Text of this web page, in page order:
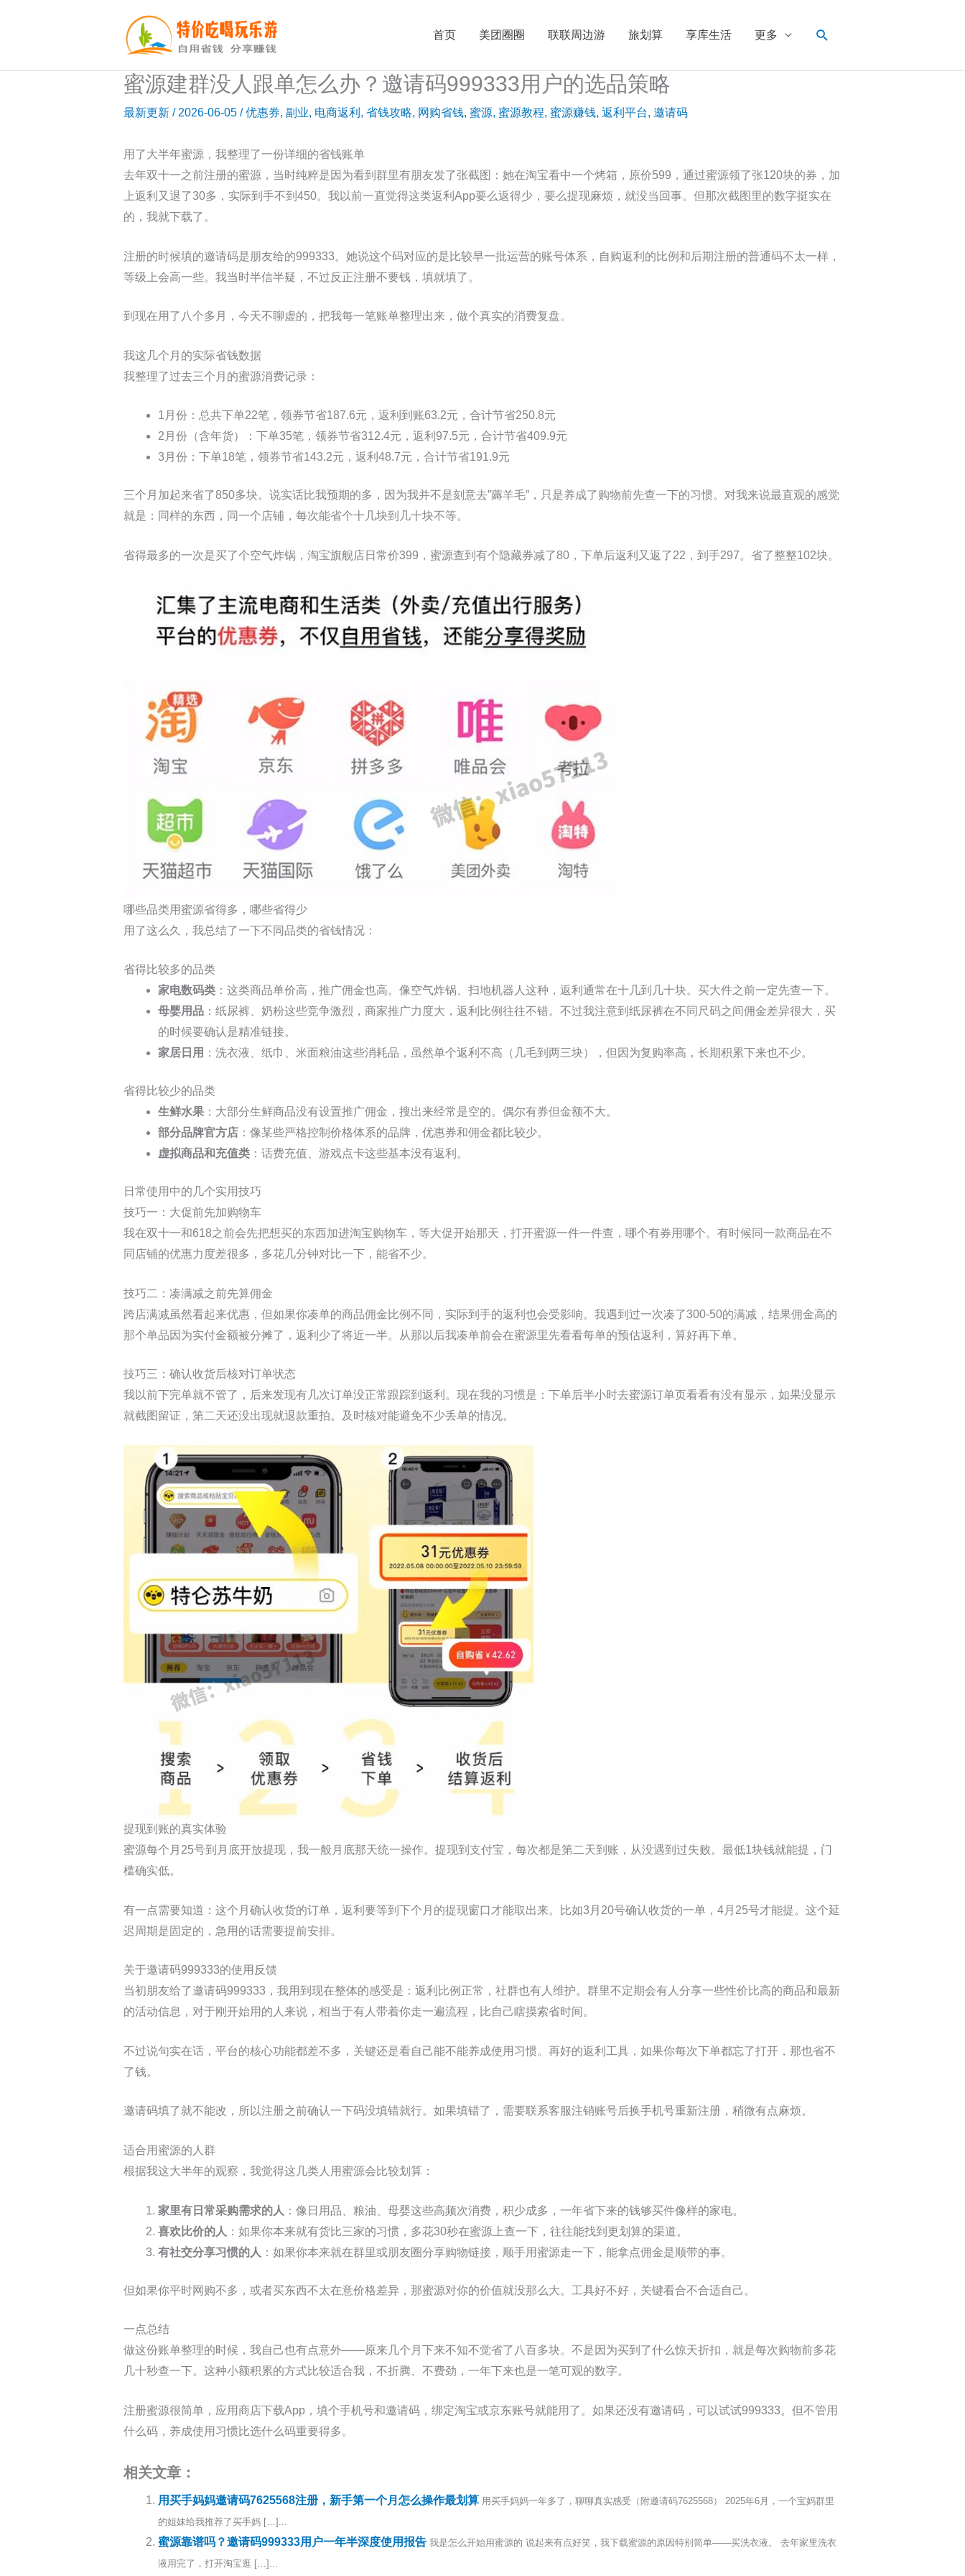
容
首页 美团圈圈 联联周边游 旅划算 享库生活 更多
搜
蜜源建群没人跟单怎么办？邀请码999333用户的选品策略
最新更新 / 2026-06-05 /优惠券, 副业, 电商返利 , 省钱攻略, 网购省钱, 蜜源, 蜜源教程, 蜜源赚钱, 返利平台, 邀请码
用了大半年蜜源，我整理了一份详细的省钱账单
去年双十一之前注册的蜜源，当时纯粹是因为看到群里有朋友发了张截图：她在淘宝看中一个烤箱，原价599，通过蜜源领了张120块的券，加
上返利又退了30多，实际到手不到450。我以前一直觉得这类返利App要么返得少，要么提现麻烦，就没当回事。但那次截图里的数字挺实在
的，我就下载了。
注册的时候填的邀请码是朋友给的999333。她说这个码对应的是比较早一批运营的账号体系，自购返利的比例和后期注册的普通码不太一样，
等级上会高一些。我当时半信半疑，不过反正注册不要钱，填就填了。
到现在用了八个多月，今天不聊虚的，把我每一笔账单整理出来，做个真实的消费复盘。
我这几个月的实际省钱数据
我整理了过去三个月的蜜源消费记录：
1月份：总共下单22笔，领券节省187.6元，返利到账63.2元，合计节省250.8元
2月份（含年货）：下单35笔，领券节省312.4元，返利97.5元，合计节省409.9元
3月份：下单18笔，领券节省143.2元，返利48.7元，合计节省191.9元
三个月加起来省了850多块。说实话比我预期的多，因为我并不是刻意去”薅羊毛”，只是养成了购物前先查一下的习惯。对我来说最直观的感觉
就是：同样的东西，同一个店铺，每次能省个十几块到几十块不等。
省得最多的一次是买了个空气炸锅，淘宝旗舰店日常价399，蜜源查到有个隐藏券减了80，下单后返利又返了22，到手297。省了整整102块。
哪些品类用蜜源省得多，哪些省得少
用了这么久，我总结了一下不同品类的省钱情况：
省得比较多的品类
家电数码类 ：这类商品单价高，推广佣金也高。像空气炸锅、扫地机器人这种，返利通常在十几到几十块。买大件之前一定先查一下。
母婴用品 ：纸尿裤、奶粉这些竞争激烈，商家推广力度大，返利比例往往不错。不过我注意到纸尿裤在不同尺码之间佣金差异很大，买
的时候要确认是精准链接。
家居日用 ：洗衣液、纸巾、米面粮油这些消耗品，虽然单个返利不高（几毛到两三块），但因为复购率高，长期积累下来也不少。
省得比较少的品类
生鲜水果 ：大部分生鲜商品没有设置推广佣金，搜出来经常是空的。偶尔有券但金额不大。
部分品牌官方店 ：像某些严格控制价格体系的品牌，优惠券和佣金都比较少。
虚拟商品和充值类 ：话费充值、游戏点卡这些基本没有返利。
日常使用中的几个实用技巧
技巧一：大促前先加购物车
我在双十一和618之前会先把想买的东西加进淘宝购物车，等大促开始那天，打开蜜源一件一件查，哪个有券用哪个。有时候同一款商品在不
同店铺的优惠力度差很多，多花几分钟对比一下，能省不少。
技巧二：凑满减之前先算佣金
跨店满减虽然看起来优惠，但如果你凑单的商品佣金比例不同，实际到手的返利也会受影响。我遇到过一次凑了300-50的满减，结果佣金高的
那个单品因为实付金额被分摊了，返利少了将近一半。从那以后我凑单前会在蜜源里先看看每单的预估返利，算好再下单。
技巧三：确认收货后核对订单状态
我以前下完单就不管了，后来发现有几次订单没正常跟踪到返利。现在我的习惯是：下单后半小时去蜜源订单页看看有没有显示，如果没显示
就截图留证，第二天还没出现就退款重拍。及时核对能避免不少丢单的情况。
提现到账的真实体验
蜜源每个月25号到月底开放提现，我一般月底那天统一操作。提现到支付宝，每次都是第二天到账，从没遇到过失败。最低1块钱就能提，门
槛确实低。
有一点需要知道：这个月确认收货的订单，返利要等到下个月的提现窗口才能取出来。比如3月20号确认收货的一单，4月25号才能提。这个延
迟周期是固定的，急用的话需要提前安排。
关于邀请码999333的使用反馈
当初朋友给了邀请码999333，我用到现在整体的感受是：返利比例正常，社群也有人维护。群里不定期会有人分享一些性价比高的商品和最新
的活动信息，对于刚开始用的人来说，相当于有人带着你走一遍流程，比自己瞎摸索省时间。
不过说句实在话，平台的核心功能都差不多，关键还是看自己能不能养成使用习惯。再好的返利工具，如果你每次下单都忘了打开，那也省不
了钱。
邀请码填了就不能改，所以注册之前确认一下码没填错就行。如果填错了，需要联系客服注销账号后换手机号重新注册，稍微有点麻烦。
适合用蜜源的人群
根据我这大半年的观察，我觉得这几类人用蜜源会比较划算：
家里有日常采购需求的人 ：像日用品、粮油、母婴这些高频次消费，积少成多，一年省下来的钱够买件像样的家电。
喜欢比价的人 ：如果你本来就有货比三家的习惯，多花30秒在蜜源上查一下，往往能找到更划算的渠道。
有社交分享习惯的人 ：如果你本来就在群里或朋友圈分享购物链接，顺手用蜜源走一下，能拿点佣金是顺带的事。
但如果你平时网购不多，或者买东西不太在意价格差异，那蜜源对你的价值就没那么大。工具好不好，关键看合不合适自己。
一点总结
做这份账单整理的时候，我自己也有点意外——原来几个月下来不知不觉省了八百多块。不是因为买到了什么惊天折扣，就是每次购物前多花
几十秒查一下。这种小额积累的方式比较适合我，不折腾、不费劲，一年下来也是一笔可观的数字。
注册蜜源很简单，应用商店下载App，填个手机号和邀请码，绑定淘宝或京东账号就能用了。如果还没有邀请码，可以试试999333。但不管用
什么码，养成使用习惯比选什么码重要得多。
相关文章：
用买手妈妈邀请码7625568注册，新手第一个月怎么操作最划算 用买手妈妈一年多了，聊聊真实感受（附邀请码7625568） 2025年6月，一个宝妈群里
的姐妹给我推荐了买手妈 […]...
蜜源靠谱吗？邀请码999333用户一年半深度使用报告 我是怎么开始用蜜源的 说起来有点好笑，我下载蜜源的原因特别简单——买洗衣液。 去年家里洗衣
液用完了，打开淘宝逛 […]...